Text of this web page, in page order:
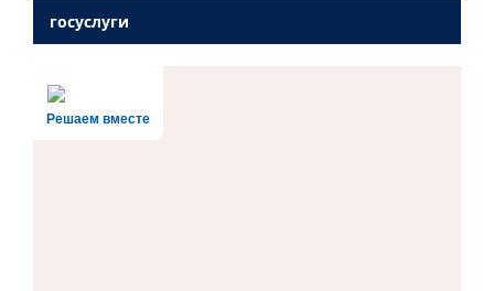
госуслуги
Решаем вместе